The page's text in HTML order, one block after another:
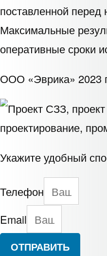
поставленной перед
Максимальные
оперативные сроки
ООО «Эврика» 2023
Укажите удобный
Телефон
Email
ОТПРАВИТЬ